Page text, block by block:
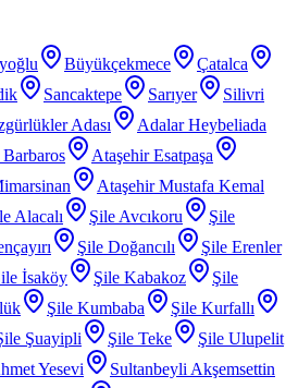
Büyükçekmece
Çatalca
Sancaktepe Sarıyer
Silivri
Adası
Adalar Heybeliada
Ataşehir Esatpaşa
Ataşehir Mustafa Kemal
Alacalı Şile Avcıkoru
Şile
Şile Doğancılı
Şile Erenler
İsaköy Şile Kabakoz
Şile
Şile Kumbaba
Şile Kurfallı
Şuayipli Şile Teke
Şile Ulupelit
Yesevi
Sultanbeyli Akşemsettin